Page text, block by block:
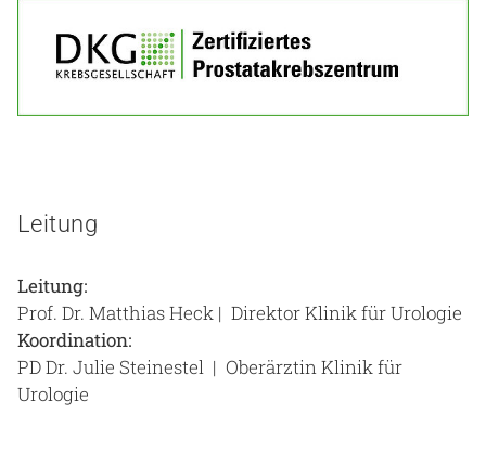
Leitung
Leitung:
Prof. Dr. Matthias Heck | Direktor Klinik für Urologie
Koordination:
PD Dr. Julie Steinestel | Oberärztin Klinik für
Urologie